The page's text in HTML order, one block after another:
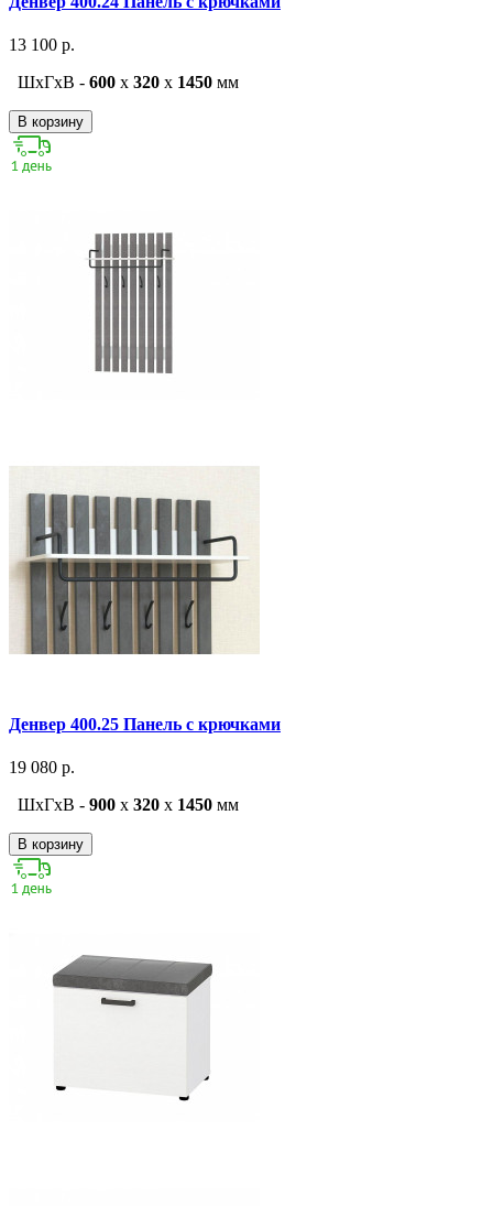
13 100 р.
ШxГxВ - 600 x 320 x 1450 мм
В корзину
Денвер 400.25 Панель с крючками
19 080 р.
ШxГxВ - 900 x 320 x 1450 мм
В корзину